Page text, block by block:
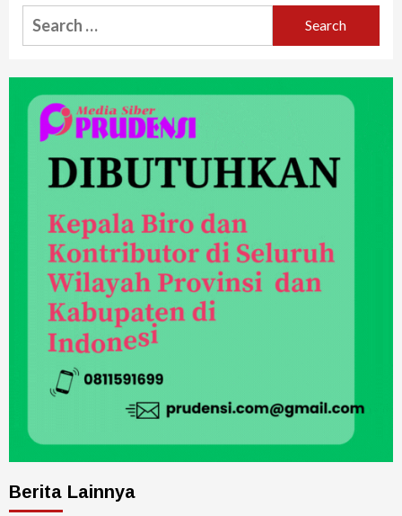
Berita Lainnya